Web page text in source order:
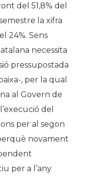
del 51,8% del
la xifra
24%. Sens
necessita
pressupostada
, per la qual
al Govern de
del
per al segon
novament
per a l’any